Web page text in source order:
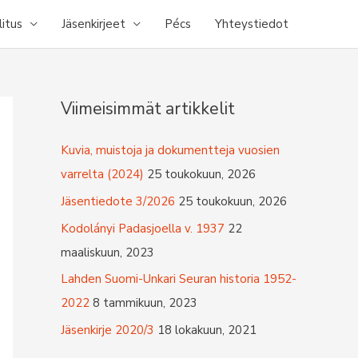
Jäsenkirjeet Pécs Yhteystiedot
Viimeisimmät artikkelit
Kuvia, muistoja ja dokumentteja vuosien
varrelta (2024) 25 toukokuun, 2026
Jäsentiedote 3/2026 25 toukokuun, 2026
Kodolányi Padasjoella v. 1937 22
maaliskuun, 2023
Lahden Suomi-Unkari Seuran historia 1952-
2022 8 tammikuun, 2023
Jäsenkirje 2020/3 18 lokakuun, 2021